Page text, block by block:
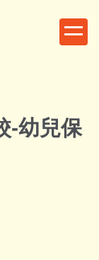
-幼兒保